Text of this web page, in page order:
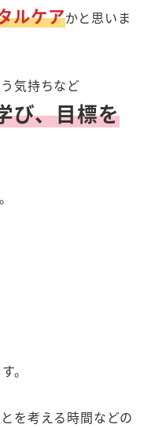
ルケアかと思いま
気持ちなど
び、目標を
。
を考える時間などの